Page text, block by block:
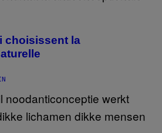
choisissent la